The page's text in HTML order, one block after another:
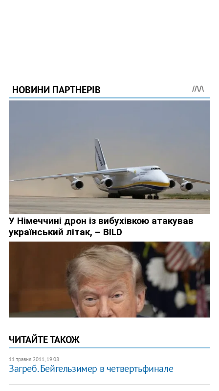
ЧИТАЙТЕ ТАКОЖ
11 травня 2011, 19:08
Загреб. Бейгельзимер в четвертьфинале